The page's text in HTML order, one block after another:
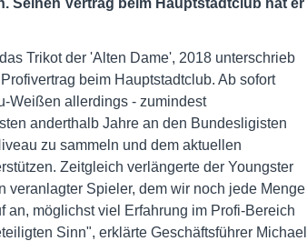
das Trikot der 'Alten Dame', 2018 unterschrieb
beim Hauptstadtclub. Ab sofort
Weißen allerdings - zumindest
anderthalb Jahre an den Bundesligisten
zu sammeln und dem aktuellen
Zeitgleich verlängerte der Youngster
veranlagter Spieler, dem wir noch jede Menge
an, möglichst viel Erfahrung im Profi-Bereich
Sinn", erklärte Geschäftsführer Michael